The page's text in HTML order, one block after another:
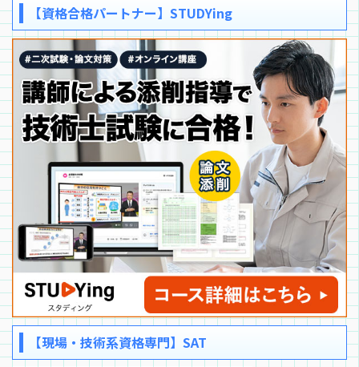
【資格合格パートナー】STUDYing
【現場・技術系資格専門】SAT